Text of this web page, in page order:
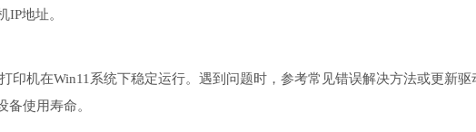
地址。
印机在Win11系统下稳定运行。遇到问题时，参考常见错误解决方法或更新驱
使用寿命。